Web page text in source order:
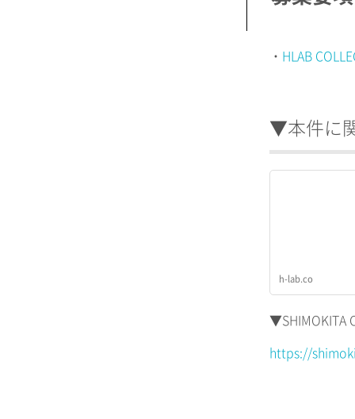
・ HLAB
▼本件に
h-lab.co
▼SHIMOKITA
https://